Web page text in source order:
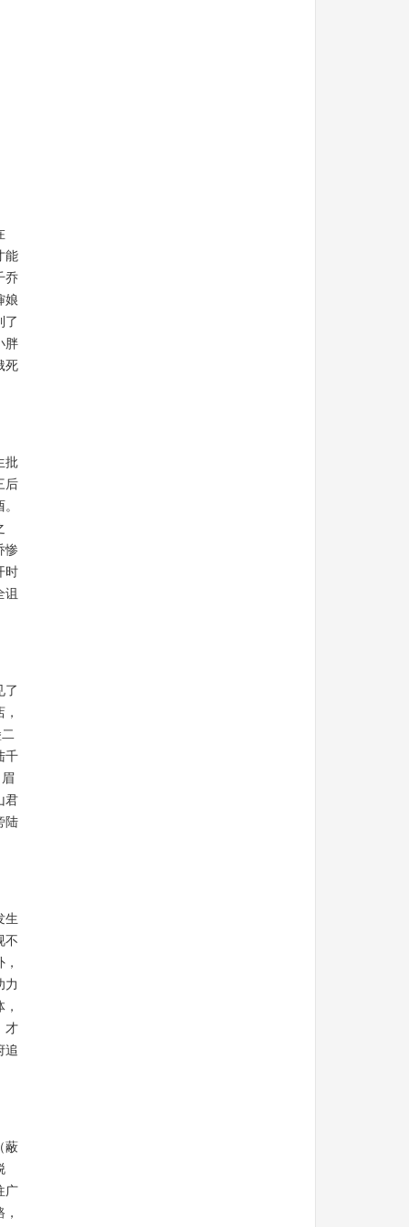
能
乔
娘
了
胖
死
批
后
惨
时
诅
了
千
君
陆
生
不
力
才
追
蔽
广